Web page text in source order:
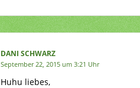
DANI SCHWARZ
September 22, 2015 um 3:21 Uhr
Huhu liebes,